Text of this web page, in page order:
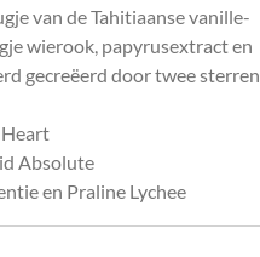
van de Tahitiaanse vanille-
wierook, papyrusextract en
gecreëerd door twee sterren
Heart
Absolute
en Praline Lychee